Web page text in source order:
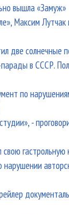
вышла «Замуж»
Максим
две солнечные
в СССР.
по
-
гастрольную
нарушении